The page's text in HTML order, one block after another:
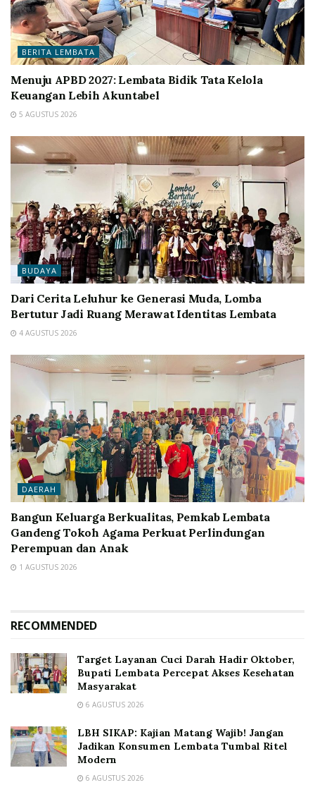
BERITA LEMBATA
Menuju APBD 2027: Lembata Bidik Tata Kelola
Keuangan Lebih Akuntabel
5 AGUSTUS 2026
BUDAYA
Dari Cerita Leluhur ke Generasi Muda, Lomba
Bertutur Jadi Ruang Merawat Identitas Lembata
4 AGUSTUS 2026
DAERAH
Bangun Keluarga Berkualitas, Pemkab Lembata
Gandeng Tokoh Agama Perkuat Perlindungan
Perempuan dan Anak
1 AGUSTUS 2026
RECOMMENDED
Target Layanan Cuci Darah Hadir Oktober,
Bupati Lembata Percepat Akses Kesehatan
Masyarakat
6 AGUSTUS 2026
LBH SIKAP: Kajian Matang Wajib! Jangan
Jadikan Konsumen Lembata Tumbal Ritel
Modern
6 AGUSTUS 2026